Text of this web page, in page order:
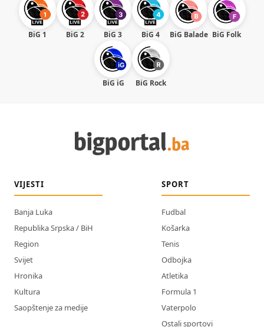
BiG 1 BiG 2 BiG 3 BiG 4 BiG Balade BiG Folk
BiG iG BiG Rock
VIJESTI
Banja Luka
Republika Srpska / BiH
Region
Svijet
Hronika
Kultura
Saopštenje za medije
SPORT
Fudbal
Košarka
Tenis
Odbojka
Atletika
Formula 1
Vaterpolo
Ostali sportovi